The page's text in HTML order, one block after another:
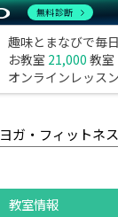
趣味とまなびで毎
お教室 21,000 教室
オンラインレッス
ヨガ・フィットネ
教室情報
無料診断